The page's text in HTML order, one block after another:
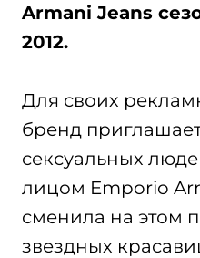
Armani Jeans
2012.
Для своих
бренд
сексуальных
лицом Emporio
сменила на этом
звездных